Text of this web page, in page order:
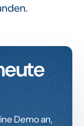
Demo an,